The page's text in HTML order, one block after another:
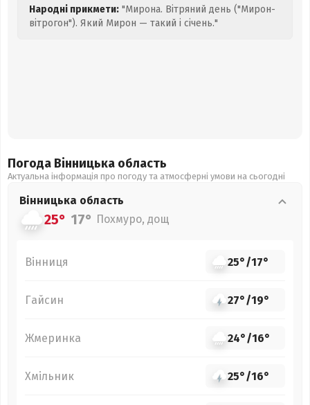
Народні прикмети: "Мирона. Вітряний день ("Мирон-
вітрогон"). Який Мирон — такий і січень."
Погода Вінницька область
Актуальна інформація про погоду та атмосферні умови на сьогодні
Вінницька область
25° 17° Похмуро, дощ
Вінниця 25°/17°
Гайсин 27°/19°
Жмеринка 24°/16°
Хмільник 25°/16°